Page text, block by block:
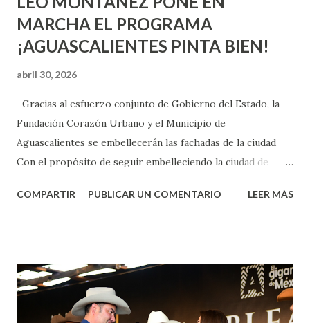
MARCHA EL PROGRAMA
¡AGUASCALIENTES PINTA BIEN!
abril 30, 2026
Gracias al esfuerzo conjunto de Gobierno del Estado, la
Fundación Corazón Urbano y el Municipio de
Aguascalientes se embellecerán las fachadas de la ciudad
Con el propósito de seguir embelleciendo la ciudad de
municipal, Leo Montañez dio inicio al programa
Corazón Urbano y el Municipio capital. Leo Montañez
informó que en este programa se usarán cerca de 90 mil
metros cuadrados de pintura, para dar inicio en la calle
COMPARTIR PUBLICAR UN COMENTARIO LEER MÁS